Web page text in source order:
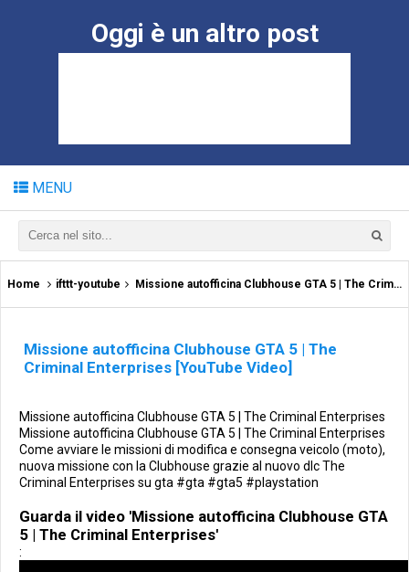
Oggi è un altro post
MENU
Home ifttt-youtube Missione autofficina Clubhouse GTA 5 | The Criminal Enterprises [YouTube Video]
Missione autofficina Clubhouse GTA 5 | The
Criminal Enterprises [YouTube Video]
Missione autofficina Clubhouse GTA 5 | The Criminal Enterprises
Missione autofficina Clubhouse GTA 5 | The Criminal Enterprises
Come avviare le missioni di modifica e consegna veicolo (moto),
nuova missione con la Clubhouse grazie al nuovo dlc The
Criminal Enterprises su gta #gta #gta5 #playstation
Guarda il video 'Missione autofficina Clubhouse GTA
5 | The Criminal Enterprises'
: